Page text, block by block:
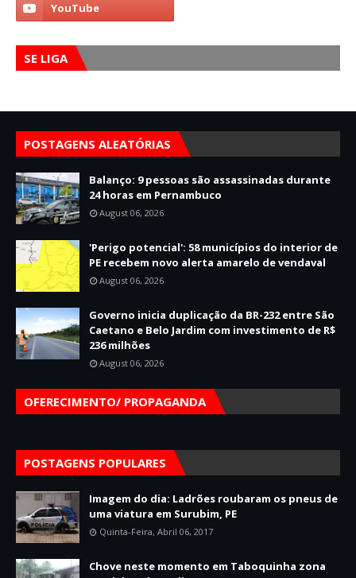
SE LIGA
POSTAGENS ALEATÓRIAS
Balanço: 9 pessoas são assassinadas durante
24 horas em Pernambuco
August 06, 2026
'Perigo potencial': 58 municípios do interior de
PE recebem novo alerta amarelo de vendaval
August 06, 2026
Governo inicia duplicação da BR-232 entre São
Caetano e Belo Jardim com investimento de R$
236 milhões
August 06, 2026
OFERECIMENTO/ PROPAGANDA
POSTAGENS POPULARES
Imagem do dia: Ladrões roubaram os pneus de
uma viatura em Surubim, PE
Quinta-Feira, Abril 06, 2017
Chove neste momento em Taboquinha zona